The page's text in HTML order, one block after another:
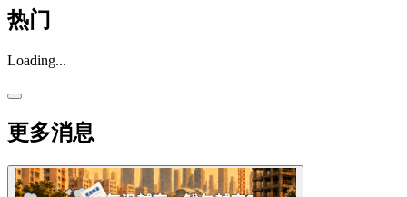
热门
Loading...
更多消息